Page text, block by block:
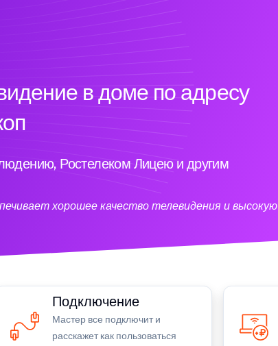
в доме по адресу
Ростелеком Лицею и другим
хорошее качество телевидения и высокую
Подключение
Мастер все подключит и
расскажет как пользоваться